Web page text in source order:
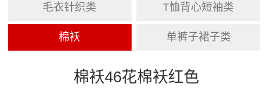
毛衣针织类 T恤背心短袖类
棉袄 单裤子裙子类
棉袄46花棉袄红色